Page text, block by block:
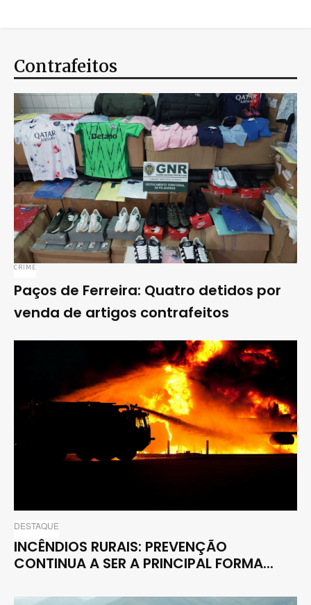
Contrafeitos
CRIME
Paços de Ferreira: Quatro detidos por
venda de artigos contrafeitos
DESTAQUE
INCÊNDIOS RURAIS: PREVENÇÃO
CONTINUA A SER A PRINCIPAL FORMA...